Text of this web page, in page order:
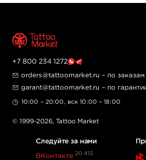
+7 800 234 1272
orders@tattoomarket.ru – по заказам
garant@tattoomarket.ru – по
10:00 – 20:00, вск 10:00 – 18:00
© 1999-2026, Tattoo Market
Следуйте за нами
ВКонтакте 20 413